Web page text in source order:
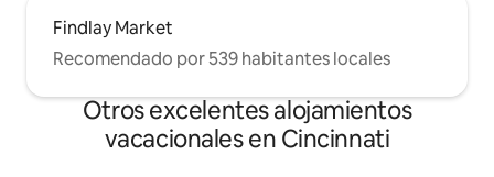
Findlay Market
Recomendado por 539 habitantes locales
Otros excelentes alojamientos
vacacionales en Cincinnati